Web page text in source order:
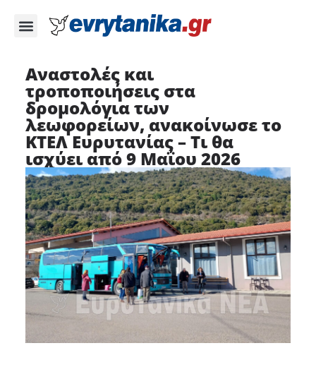
Αναστολές και
τροποποιήσεις στα
δρομολόγια των
λεωφορείων, ανακοίνωσε το
ΚΤΕΛ Ευρυτανίας – Τι θα
ισχύει από 9 Μαΐου 2026